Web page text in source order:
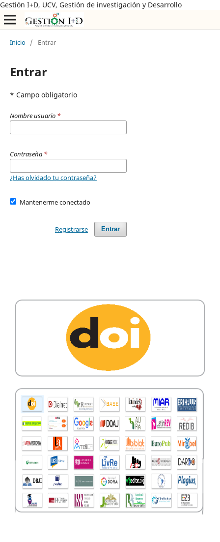
Gestión I+D, UCV, Gestión de investigación y Desarrollo
Inicio / Entrar
Entrar
* Campo obligatorio
Nombre usuario *
Contraseña *
¿Has olvidado tu contraseña?
Mantenerme conectado
Entrar
Registrarse